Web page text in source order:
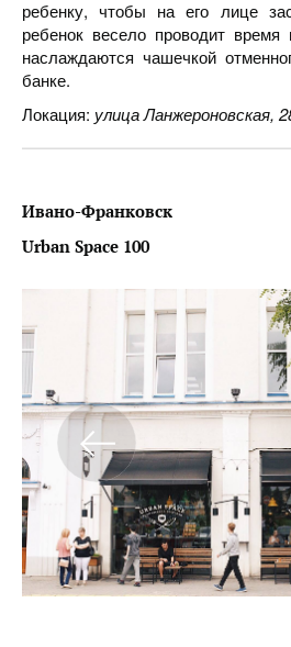
ребенку, чтобы на его лице
ребенок весело проводит время
наслаждаются чашечкой
банке.
Локация: улица Ланжероновская,
Ивано-Франковск
Urban Space 100